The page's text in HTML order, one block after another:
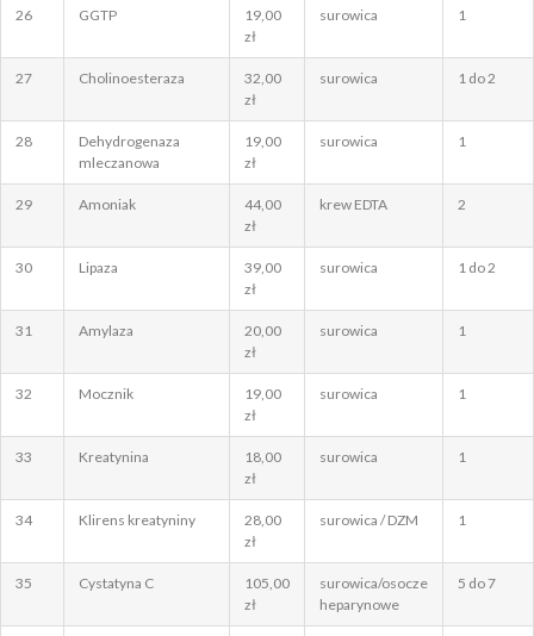
26 GGTP
19,00
zł
surowica 1
27 Cholinoesteraza
32,00
zł
surowica 1 do 2
28
Dehydrogenaza
mleczanowa
19,00
zł
surowica 1
29 Amoniak
44,00
zł
krew EDTA 2
30 Lipaza
39,00
zł
surowica 1 do 2
31 Amylaza
20,00
zł
surowica 1
32 Mocznik
19,00
zł
surowica 1
33 Kreatynina
18,00
zł
surowica 1
34 Klirens kreatyniny
28,00
zł
surowica / DZM 1
35 Cystatyna C
105,00
zł
surowica/osocze
heparynowe
5 do 7